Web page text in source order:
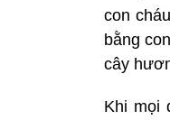
con
bằng
cây
Khi mọi